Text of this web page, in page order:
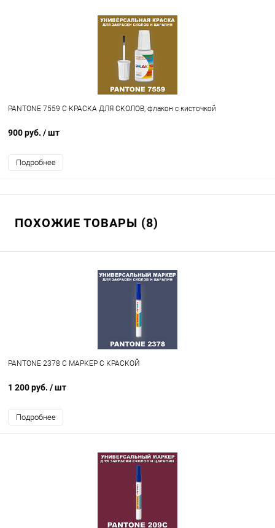
PANTONE 7559 C КРАСКА ДЛЯ СКОЛОВ, флакон с кисточкой
900 руб. / шт
Подробнее
ПОХОЖИЕ ТОВАРЫ (8)
PANTONE 2378 C МАРКЕР С КРАСКОЙ
1 200 руб. / шт
Подробнее